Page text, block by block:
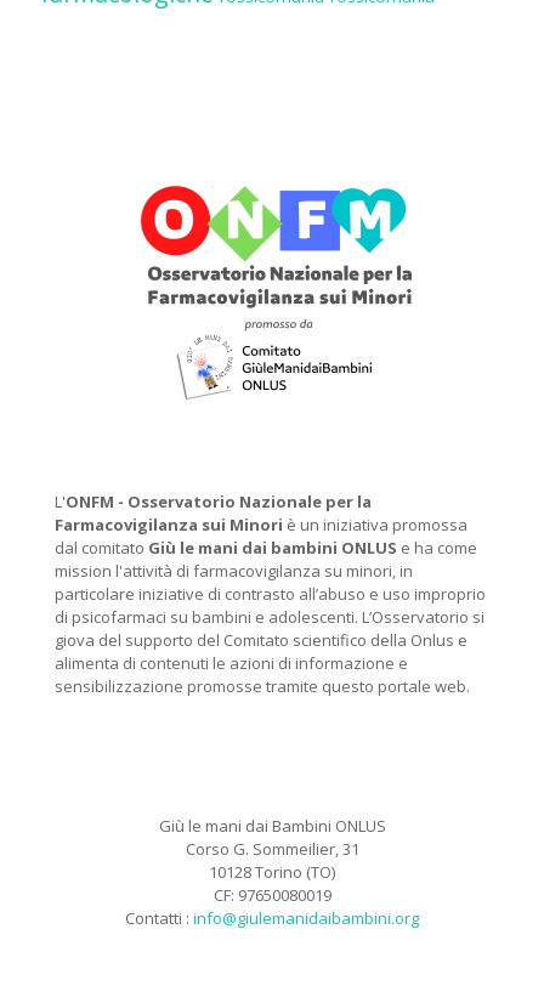
L'ONFM - Osservatorio Nazionale per la
Farmacovigilanza sui Minori è un iniziativa promossa
dal comitato Giù le mani dai bambini ONLUS e ha come
mission l'attività di farmacovigilanza su minori, in
particolare iniziative di contrasto all’abuso e uso improprio
di psicofarmaci su bambini e adolescenti. L’Osservatorio si
giova del supporto del Comitato scientifico della Onlus e
alimenta di contenuti le azioni di informazione e
sensibilizzazione promosse tramite questo portale web.
Giù le mani dai Bambini ONLUS
Corso G. Sommeilier, 31
10128 Torino (TO)
CF: 97650080019
Contatti : info@giulemanidaibambini.org